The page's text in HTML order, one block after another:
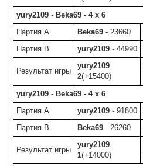
yury2109 - Beka69 - 4 x 6
Партия A
Beka69 - 23660
Партия B
yury2109 - 44990
Результат игры
yury2109
2(+15400)
yury2109 - Beka69 - 4 x 6
Партия A
yury2109 - 91800
Партия B
Beka69 - 26260
Результат игры
yury2109
1(+14000)